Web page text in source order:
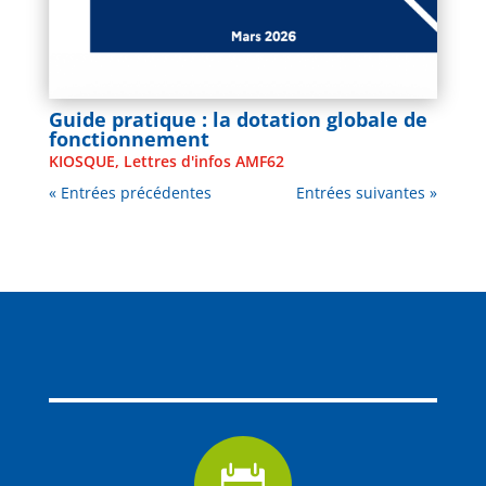
Guide pratique : la dotation globale de
fonctionnement
KIOSQUE, Lettres d'infos AMF62
« Entrées précédentes
Entrées suivantes »